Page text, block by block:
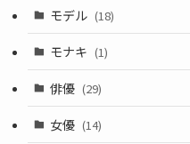
モデル (18)
モナキ (1)
俳優 (29)
女優 (14)